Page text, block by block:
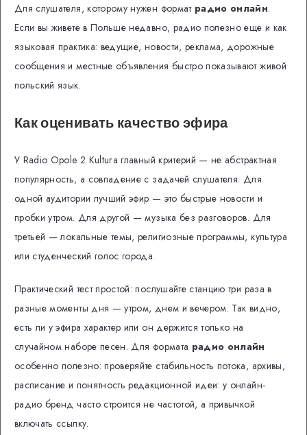
Для слушателя, которому нужен формат радио онлайн.
Если вы живете в Польше недавно, радио полезно еще и как
языковая практика: ведущие, новости, реклама, дорожные
сообщения и местные объявления быстро показывают живой
польский язык.
Как оценивать качество эфира
У Radio Opole 2 Kultura главный критерий — не абстрактная
популярность, а совпадение с задачей слушателя. Для
одной аудитории лучший эфир — это быстрые новости и
пробки утром. Для другой — музыка без разговоров. Для
третьей — локальные темы, религиозные программы, культура
или студенческий голос города.
Практический тест простой: послушайте станцию три раза в
разные моменты дня — утром, днем и вечером. Так видно,
есть ли у эфира характер или он держится только на
случайном наборе песен. Для формата радио онлайн
особенно полезно: проверяйте стабильность потока, архивы,
расписание и понятность редакционной идеи: у онлайн-
радио бренд часто строится не частотой, а привычкой
включать ссылку.